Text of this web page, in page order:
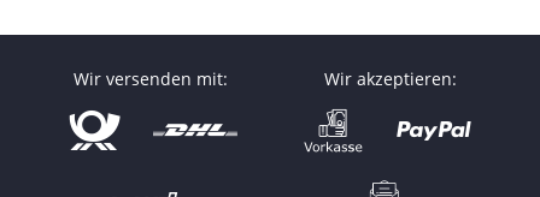
Wir versenden mit: Wir akzeptieren: